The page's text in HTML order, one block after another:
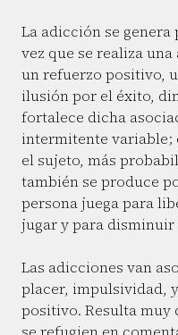
La adicción se
vez que se realiza
un refuerzo positivo,
ilusión por el éxito,
fortalece dicha
intermitente variable;
el sujeto, más
también se produce
persona juega para
jugar y para
Las adicciones van
placer, impulsividad,
positivo. Resulta muy